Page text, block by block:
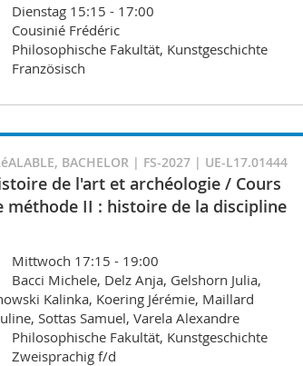
Dienstag 15:15 - 17:00
Cousinié Frédéric
Philosophische Fakultät, Kunstgeschichte
Französisch
BACHELOR | FS-2027 | UE-L17.01444
de l'art et archéologie / Cours
méthode II : histoire de la discipline
Mittwoch 17:15 - 19:00
Bacci Michele, Delz Anja, Gelshorn Julia,
Kalinka, Koering Jérémie, Maillard
Sottas Samuel, Varela Alexandre
Philosophische Fakultät, Kunstgeschichte
Zweisprachig f/d